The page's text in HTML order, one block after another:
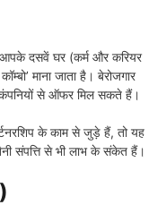
आपके दसवें घर (कर्म और करियर
माना जाता है। बेरोजगार
से ऑफर मिल सकते हैं।
के काम से जुड़े हैं, तो यह
संपत्ति से भी लाभ के संकेत हैं।